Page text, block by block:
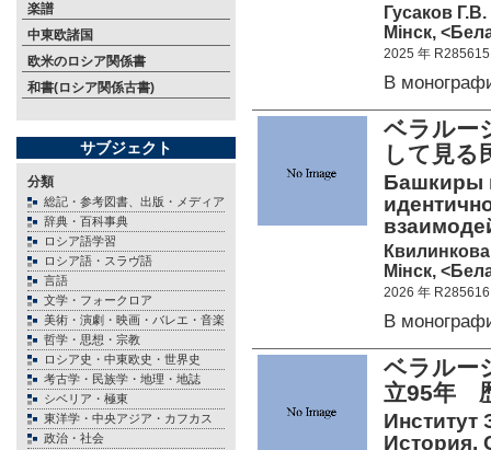
楽譜
中東欧諸国
欧米のロシア関係書
和書(ロシア関係古書)
サブジェクト
分類
総記・参考図書、出版・メディア
辞典・百科事典
ロシア語学習
ロシア語・スラヴ語
言語
文学・フォークロア
美術・演劇・映画・バレエ・音楽
哲学・思想・宗教
ロシア史・中東欧史・世界史
考古学・民族学・地理・地誌
シベリア・極東
東洋学・中央アジア・カフカス
政治・社会
Гусаков Г.В.
Мiнск,
2025 年 R285615
В
ベラルー
して見
Башкиры
Мiнск,
2026 年 R285616
В
ベラルー
立95年
Институт
История.